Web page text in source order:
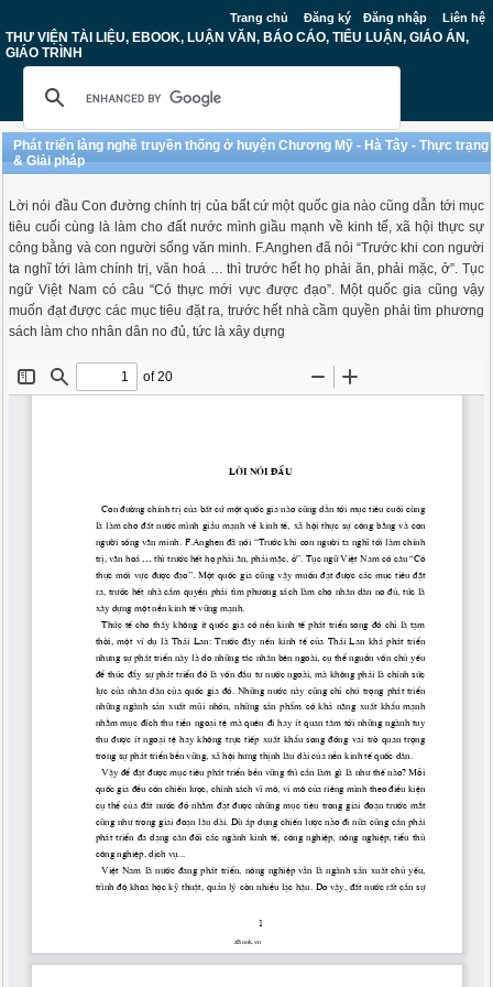
Trang chủ Đăng ký Đăng nhập Liên hệ
THƯ VIỆN TÀI LIỆU, EBOOK, LUẬN VĂN, BÁO CÁO, TIỂU LUẬN, GIÁO ÁN,
GIÁO TRÌNH
Phát triển làng nghề truyền thống ở huyện Chương Mỹ - Hà Tây - Thực trạng
& Giải pháp
Lời nói đầu Con đường chính trị của bất cứ một quốc gia nào cũng dẫn tới mục
tiêu cuối cùng là làm cho đất nước mình giầu mạnh về kinh tế, xã hội thực sự
công bằng và con người sống văn minh. F.Anghen đã nói “Trước khi con người
ta nghĩ tới làm chính trị, văn hoá … thì trước hết họ phải ăn, phải mặc, ở”. Tục
ngữ Việt Nam có câu “Có thực mới vực được đạo”. Một quốc gia cũng vậy
muốn đạt được các mục tiêu đặt ra, trước hết nhà cầm quyền phải tìm phương
sách làm cho nhân dân no đủ, tức là xây dựng